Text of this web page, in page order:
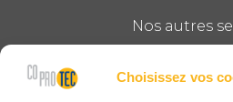
Choisissez vos
Nos autres